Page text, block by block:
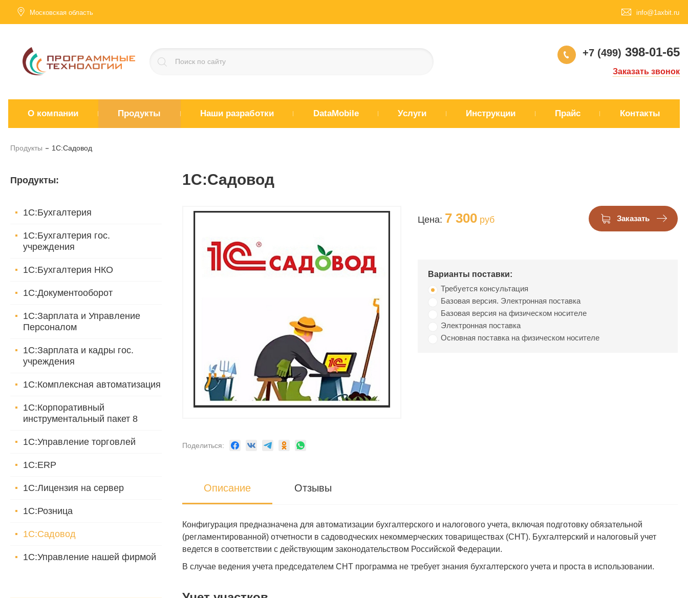
Московская область info@1axbit.ru
+7 (499) 398-01-65
Заказать звонок
О компании Продукты Наши разработки DataMobile Услуги Инструкции Прайс Контакты
Продукты 1С:Садовод
Продукты:
1С:Бухгалтерия
1С:Бухгалтерия гос.
учреждения
1С:Бухгалтерия НКО
1С:Документооборот
1С:Зарплата и Управление
Персоналом
1С:Зарплата и кадры гос.
учреждения
1С:Комплексная автоматизация
1С:Корпоративный
инструментальный пакет 8
1С:Управление торговлей
1С:ERP
1С:Лицензия на сервер
1С:Розница
1С:Садовод
1С:Управление нашей фирмой
1С:Садовод
Цена: 7 300 руб Заказать
Варианты поставки:
Требуется консультация
Базовая версия. Электронная поставка
Базовая версия на физическом носителе
Электронная поставка
Основная поставка на физическом носителе
Поделиться:
Описание Отзывы
Конфигурация предназначена для автоматизации бухгалтерского и налогового учета, включая подготовку обязательной
(регламентированной) отчетности в садоводческих некоммерческих товариществах (СНТ). Бухгалтерский и налоговый учет
ведется в соответствии с действующим законодательством Российской Федерации.
В случае ведения учета председателем СНТ программа не требует знания бухгалтерского учета и проста в использовании.